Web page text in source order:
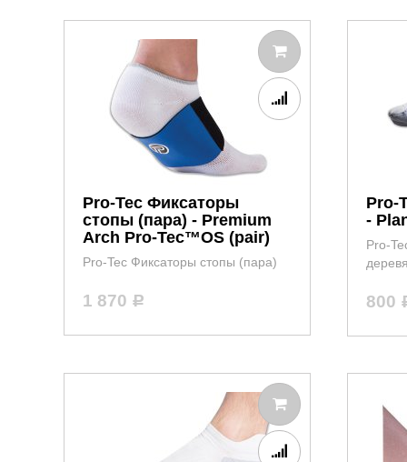
Pro-Tec Фиксаторы
стопы (пара) - Premium
Arch Pro-Tec™OS (pair)
Pro-Tec Фиксаторы стопы (пара)
1 870 Р
Pro-
-
Pro-
800